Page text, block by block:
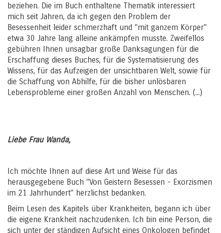
beziehen. Die im Buch enthaltene Thematik interessiert
mich seit Jahren, da ich gegen den Problem der
Besessenheit leider schmerzhaft und "mit ganzem Körper"
etwa 30 Jahre lang alleine ankämpfen musste. Zweifellos
gebühren Ihnen unsagbar große Danksagungen für die
Erschaffung dieses Buches, für die Systematisierung des
Wissens, für das Aufzeigen der unsichtbaren Welt, sowie für
die Schaffung von Abhilfe, für die bisher unlösbaren
Lebensprobleme einer großen Anzahl von Menschen. (...)
Liebe Frau Wanda,
Ich möchte Ihnen auf diese Art und Weise für das
herausgegebene Buch "Von Geistern Besessen - Exorzismen
im 21 Jahrhundert" herzlichst bedanken.
Beim Lesen des Kapitels über Krankheiten, begann ich über
die eigene Krankheit nachzudenken. Ich bin eine Person, die
sich unter der ständigen Aufsicht eines Onkologen befindet